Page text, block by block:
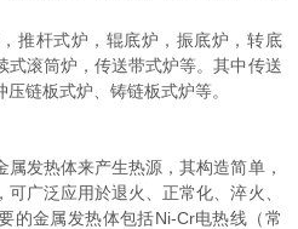
推杆式炉，辊底炉，振底炉，转底
式滚筒炉，传送带式炉等。其中传送
链板式炉、铸链板式炉等。
发热体来产生热源，其构造简单，
广泛应用於退火、正常化、淬火、
的金属发热体包括Ni-Cr电热线（常